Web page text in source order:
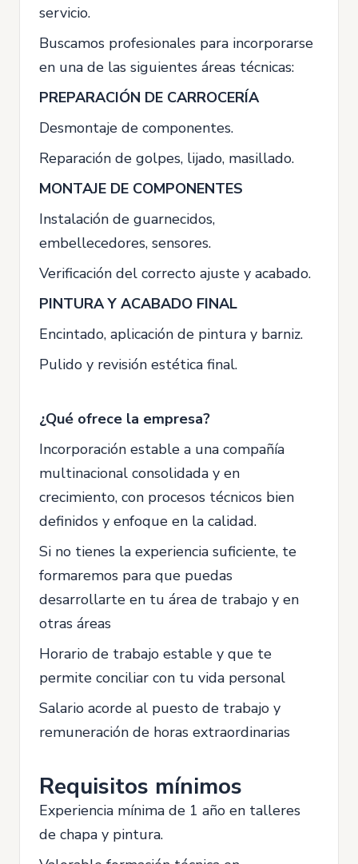
servicio.
Buscamos profesionales para incorporarse
en una de las siguientes áreas técnicas:
PREPARACIÓN DE CARROCERÍA
Desmontaje de componentes.
Reparación de golpes, lijado, masillado.
MONTAJE DE COMPONENTES
Instalación de guarnecidos,
embellecedores, sensores.
Verificación del correcto ajuste y acabado.
PINTURA Y ACABADO FINAL
Encintado, aplicación de pintura y barniz.
Pulido y revisión estética final.
¿Qué ofrece la empresa?
Incorporación estable a una compañía
multinacional consolidada y en
crecimiento, con procesos técnicos bien
definidos y enfoque en la calidad.
Si no tienes la experiencia suficiente, te
formaremos para que puedas
desarrollarte en tu área de trabajo y en
otras áreas
Horario de trabajo estable y que te
permite conciliar con tu vida personal
Salario acorde al puesto de trabajo y
remuneración de horas extraordinarias
Requisitos mínimos
Experiencia mínima de 1 año en talleres
de chapa y pintura.